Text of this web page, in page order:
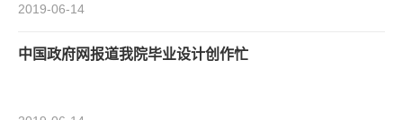
2019-06-14
中国政府网报道我院毕业设计创作忙